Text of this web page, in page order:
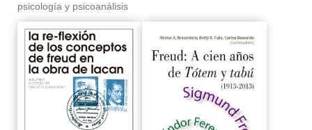
psicología y psicoanálisis